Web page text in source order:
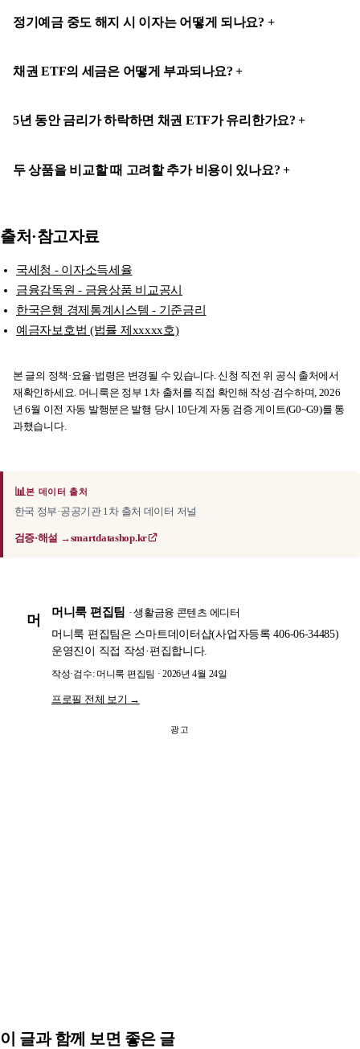
정기예금 중도 해지 시 이자는 어떻게 되나요?
채권 ETF의 세금은 어떻게 부과되나요?
5년 동안 금리가 하락하면 채권 ETF가 유리한가요?
두 상품을 비교할 때 고려할 추가 비용이 있나요?
출처·참고자료
국세청 - 이자소득세율
금융감독원 - 금융상품 비교공시
한국은행 경제통계시스템 - 기준금리
예금자보호법 (법률 제xxxxx호)
본 글의 정책·요율·법령은 변경될 수 있습니다. 신청 직전 위 공식 출처에서
재확인하세요. 머니룩은 정부 1차 출처를 직접 확인해 작성·검수하며, 2026
년 6월 이전 자동 발행분은 발행 당시 10단계 자동 검증 게이트(G0~G9)를 통
과했습니다.
📊본 데이터 출처
한국 정부·공공기관 1차 출처 데이터 저널
검증·해설 →smartdatashop.kr
머
머니룩 편집팀 · 생활금융 콘텐츠 에디터
머니룩 편집팀은 스마트데이터샵(사업자등록 406-06-34485)
운영진이 직접 작성·편집합니다.
작성·검수: 머니룩 편집팀 · 2026년 4월 24일
프로필 전체 보기 →
광고
이 글과 함께 보면 좋은 글